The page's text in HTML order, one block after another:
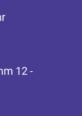
12 -